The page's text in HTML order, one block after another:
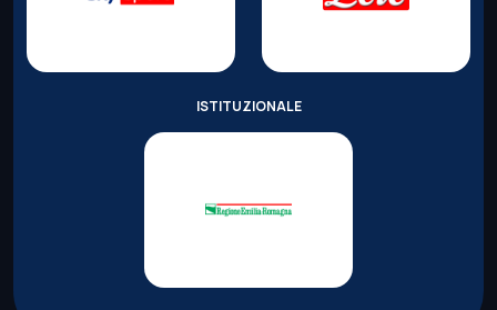
ISTITUZIONALE